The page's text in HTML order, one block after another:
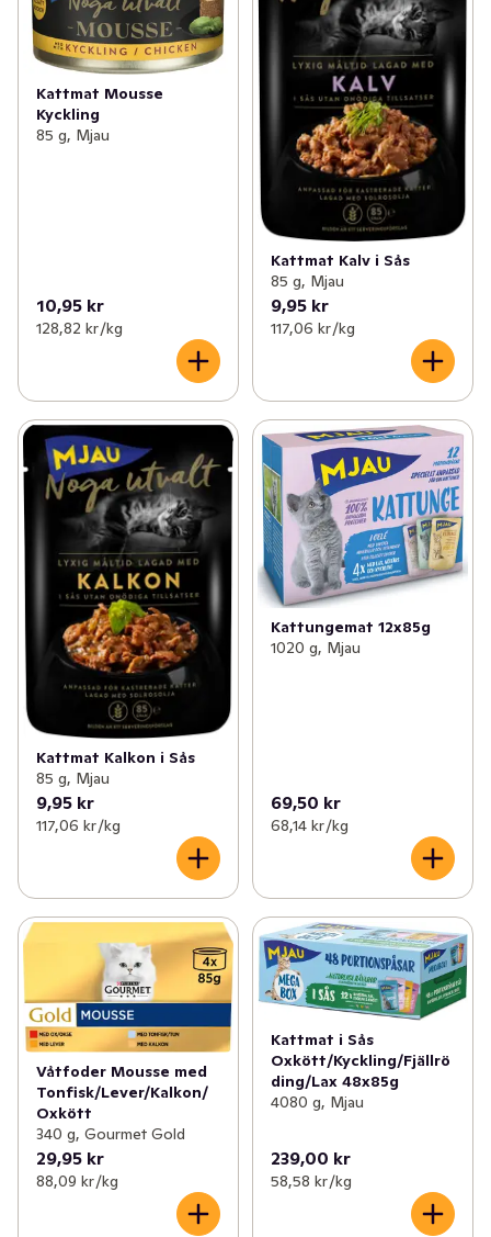
Kattmat Mousse
Kyckling
85 g, Mjau
10,95 kr
128,82 kr /kg
Kattmat Kalv i Sås
85 g, Mjau
9,95 kr
117,06 kr /kg
Kattmat Kalkon i Sås
85 g, Mjau
9,95 kr
117,06 kr /kg
Kattungemat 12x85g
1020 g, Mjau
69,50 kr
68,14 kr /kg
Våtfoder Mousse med
Tonfisk/Lever/Kalkon/
Oxkött
340 g, Gourmet Gold
29,95 kr
88,09 kr /kg
Kattmat i Sås
Oxkött/Kyckling/Fjällrö
ding/Lax 48x85g
4080 g, Mjau
239,00 kr
58,58 kr /kg